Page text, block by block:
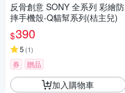
反骨創意 SONY 全系列 彩繪防
摔手機殼-Q貓幫系列(桔主兒)
$390
5 (1)
券 贈品
加入購物車